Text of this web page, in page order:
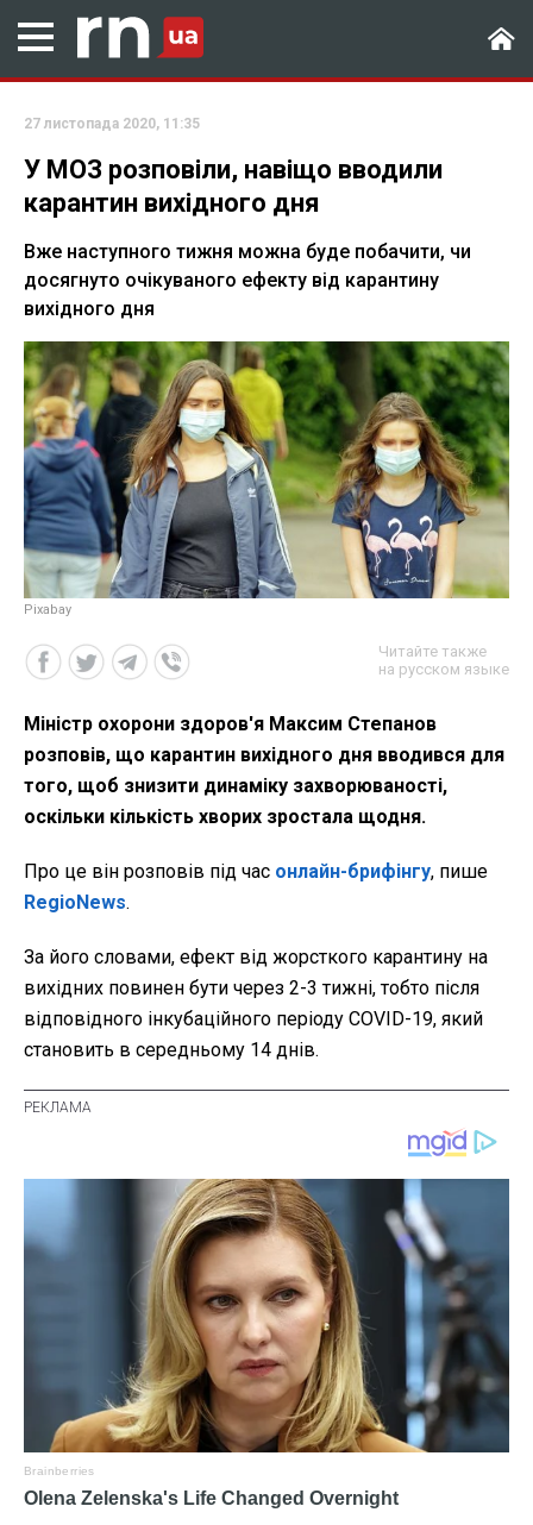
27 листопада 2020, 11:35
У МОЗ розповіли, навіщо вводили
карантин вихідного дня
Вже наступного тижня можна буде побачити, чи
досягнуто очікуваного ефекту від карантину
вихідного дня
Рixabay
Читайте также
на русском языке
Міністр охорони здоров'я Максим Степанов
розповів, що карантин вихідного дня вводився для
того, щоб знизити динаміку захворюваності,
оскільки кількість хворих зростала щодня.
Про це він розповів під час онлайн-брифінгу, пише
RegioNews.
За його словами, ефект від жорсткого карантину на
вихідних повинен бути через 2-3 тижні, тобто після
відповідного інкубаційного періоду COVID-19, який
становить в середньому 14 днів.